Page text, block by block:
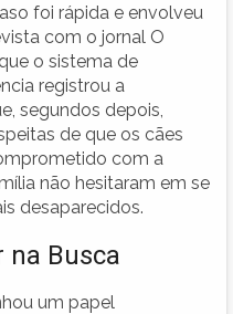
foi rápida e envolveu
com o jornal O
o sistema de
registrou a
segundos depois,
de que os cães
com a
não hesitaram em se
desaparecidos.
na Busca
um papel